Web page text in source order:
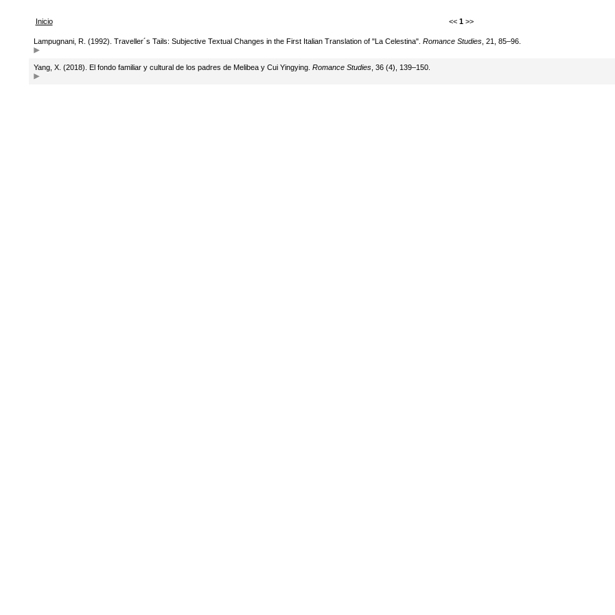
Inicio << 1 >>
Lampugnani, R. (1992). Traveller´s Tails: Subjective Textual Changes in the First Italian Translation of "La Celestina". Romance Studies, 21, 85–96.
Yang, X. (2018). El fondo familiar y cultural de los padres de Melibea y Cui Yingying. Romance Studies, 36 (4), 139–150.